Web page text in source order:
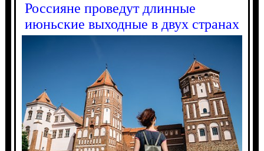
Россияне проведут длинные
июньские выходные в двух странах